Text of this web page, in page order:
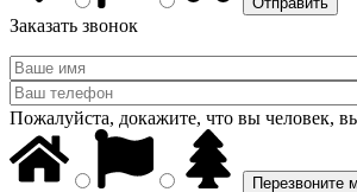
Заказать звонок
Пожалуйста, докажите, что вы человек,